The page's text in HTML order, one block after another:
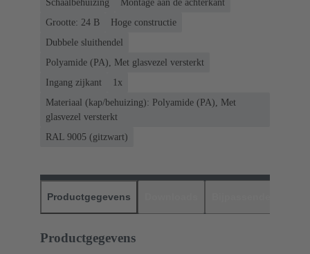
Schaalbehuizing
Montage aan de achterkant
Grootte: 24 B
Hoge constructie
Dubbele sluithendel
Polyamide (PA), Met glasvezel versterkt
Ingang zijkant
1x
Materiaal (kap/behuizing): Polyamide (PA), Met
glasvezel versterkt
RAL 9005 (gitzwart)
Productgegevens
Productgegevens